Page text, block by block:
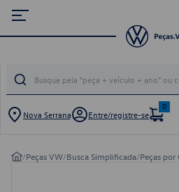
Nova Serrana Entre/registre-se
0
/Peças VW/Busca Simplificada/Peças